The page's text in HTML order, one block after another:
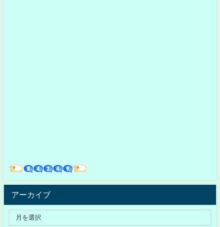
アーカイブ